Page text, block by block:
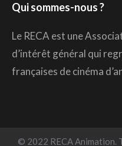
Qui sommes-nous ?
Le RECA est une
d’intérêt général qui
françaises de cinéma
© 2022 RECA Animation.